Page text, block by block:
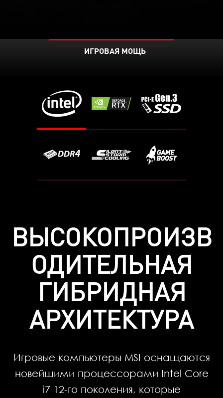
ИГРОВАЯ МОЩЬ
ВЫСОКОПРОИЗВ
ОДИТЕЛЬНАЯ
ГИБРИДНАЯ
АРХИТЕКТУРА
Игровые компьютеры MSI оснащаются
новейшими процессорами Intel Core
i7 12-го поколения, которые